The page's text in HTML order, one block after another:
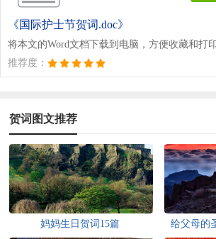
《国际护士节贺词.doc》
将本文的Word文档下载到电脑，方便收藏和打
推荐度：
贺词图文推荐
妈妈生日贺词15篇 给父母的